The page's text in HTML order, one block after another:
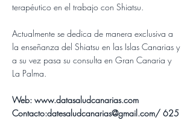
terapéutico en el trabajo con Shiatsu.
Actualmente se dedica de manera exclusiva a
la enseñanza del Shiatsu en las Islas Canarias y
a su vez pasa su consulta en Gran Canaria y
La Palma.
Web: www.datasaludcanarias.com
Contacto:datesaludcanarias@gmail.com/ 625